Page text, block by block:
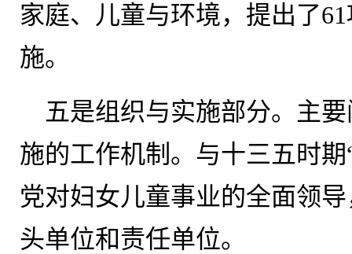
家庭、儿童与环境，提出了
施。
五是组织与实施部分。主
施的工作机制。与十三五时
党对妇女儿童事业的全面领
头单位和责任单位。